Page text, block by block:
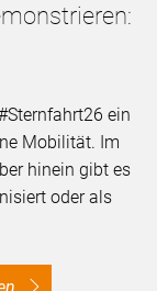
ein
Mobilität. Im
hinein gibt es
oder als